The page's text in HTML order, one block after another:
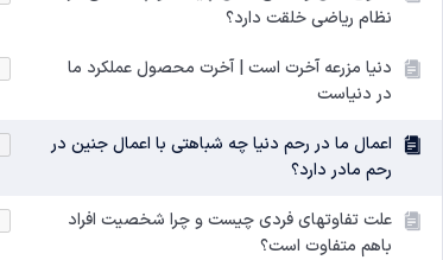
نظام ریاضی خلقت دارد؟
دنیا مزرعه آخرت است | آخرت محصول عملکرد ما
در دنیاست
اعمال ما در رحم دنیا چه شباهتی با اعمال جنین در
رحم مادر دارد؟
علت تفاوتهای فردی چیست و چرا شخصیت افراد
باهم متفاوت است؟